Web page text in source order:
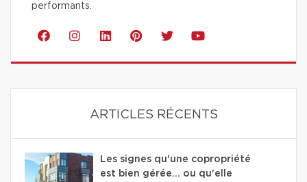
performants.
ARTICLES RÉCENTS
Les signes qu'une copropriété
est bien gérée… ou qu'elle